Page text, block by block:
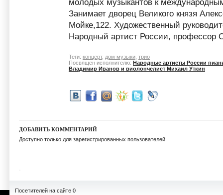
молодых музыкантов к
Занимает дворец Великого князя
Мойке,122. Художественный
Народный артист России, профессор
Теги: концерт, дом музыки трио
Посвящен исполнителю: Народные артисты России
Владимир Иванов и виолончелист Михаил Уткин
ДОБАВИТЬ КОММЕНТАРИЙ
Доступно только для зарегистрированных пользователей
Посетителей на сайте 0